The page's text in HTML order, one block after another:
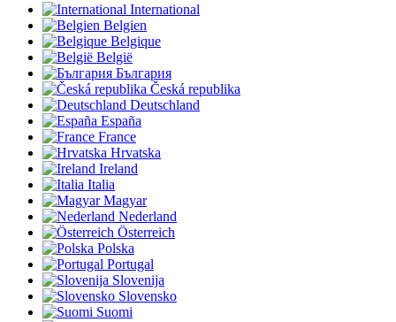
International
Belgien
Belgique
België
България
Česká republika
Deutschland
España
France
Hrvatska
Ireland
Italia
Magyar
Nederland
Österreich
Polska
Portugal
Slovenija
Slovensko
Suomi